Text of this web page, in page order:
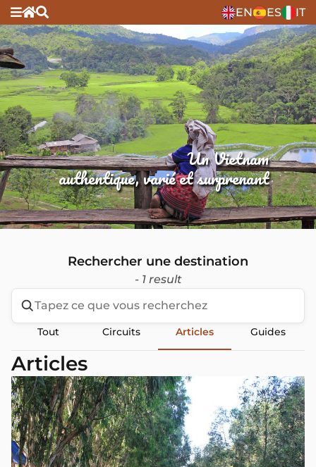
EN ES IT
Un Vietnam
authentique, varié et surprenant
Rechercher une destination
- 1 result
Tout Circuits Articles Guides
Articles